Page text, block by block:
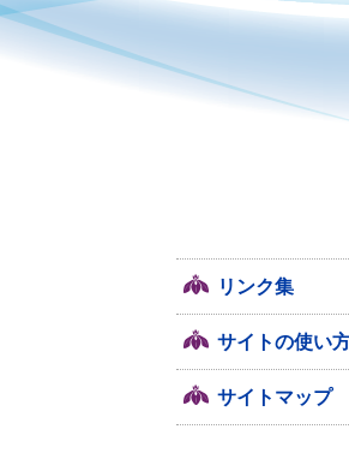
リンク集
サイトの使い
サイトマップ